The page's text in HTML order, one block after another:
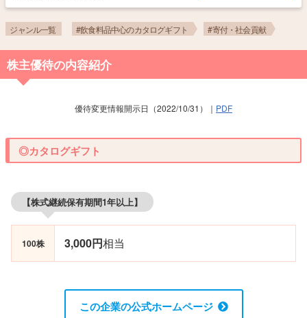
ジャンル一覧 #飲食料品中心のカタログギフト #寄付・社会貢献
株主優待の内容紹介
優待変更情報開示日（2022/10/31）｜ PDF
◎カタログギフト
【株式継続保有期間1年以上】
100株 3,000円相当
この企業の公式ホームページ